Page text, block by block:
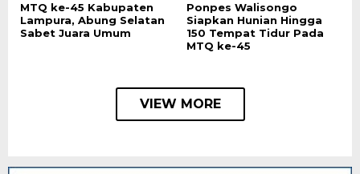
MTQ ke-45 Kabupaten
Lampura, Abung Selatan
Sabet Juara Umum
Ponpes Walisongo
Siapkan Hunian Hingga
150 Tempat Tidur Pada
MTQ ke-45
VIEW MORE